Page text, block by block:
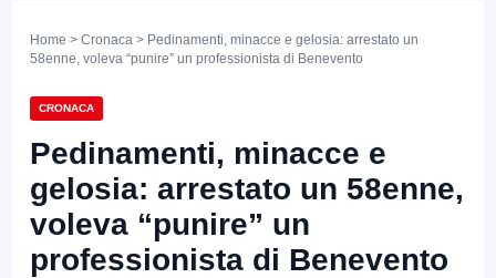
Home > Cronaca > Pedinamenti, minacce e gelosia: arrestato un
58enne, voleva “punire” un professionista di Benevento
CRONACA
Pedinamenti, minacce e
gelosia: arrestato un 58enne,
voleva “punire” un
professionista di Benevento